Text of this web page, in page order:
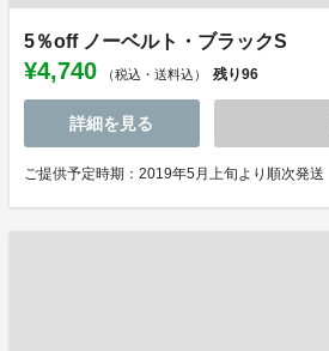
5％off ノーベルト・ブラックS
¥4,740 （税込・送料込） 残り96
詳細を見る
ご提供予定時期：2019年5月上旬より順次発送